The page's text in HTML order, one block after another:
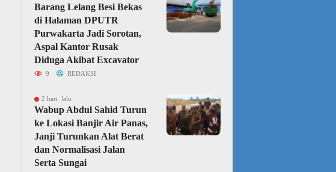
Barang Lelang Besi Bekas
di Halaman DPUTR
Purwakarta Jadi Sorotan,
Aspal Kantor Rusak
Diduga Akibat Excavator
9 REDAKSI
2 hari lalu
Wabup Abdul Sahid Turun
ke Lokasi Banjir Air Panas,
Janji Turunkan Alat Berat
dan Normalisasi Jalan
Serta Sungai